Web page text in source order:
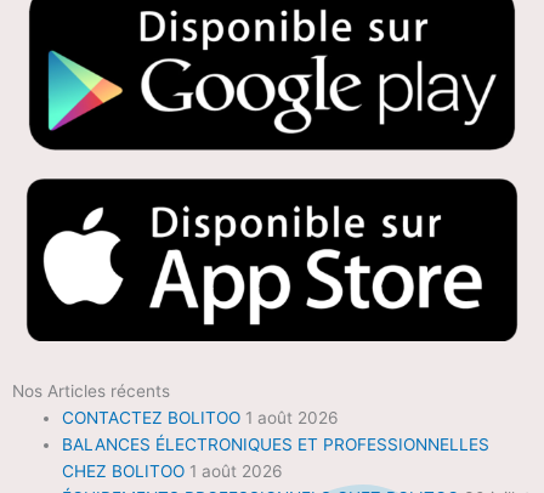
Nos Articles récents
CONTACTEZ BOLITOO 1 août 2026
BALANCES ÉLECTRONIQUES ET PROFESSIONNELLES
CHEZ BOLITOO 1 août 2026